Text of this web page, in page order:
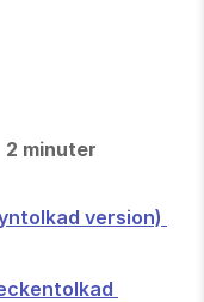
2 minuter
version)